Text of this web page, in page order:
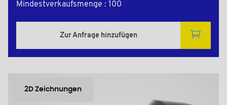
Mindestverkaufsmenge : 100
Zur Anfrage hinzufügen
2D Zeichnungen